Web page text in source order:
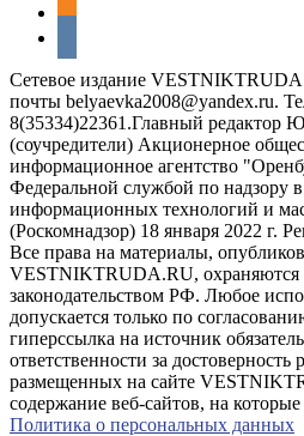
Сетевое издание
почты belyaevka2008@yandex.ru.
8(35334)22361.Главный редактор
(соучредители) Акционерное
информационное агентство
Федеральной службой по надзору в
информационных технологий и
(Роскомнадзор) 18 января 2022
Все права на материалы,
VESTNIKTRUDA.RU, охраняются
законодательством РФ. Любое
допускается только по
гиперссылка на источник
ответственности за
размещенных на сайте
содержание веб-сайтов, на
Политика о персональных данных